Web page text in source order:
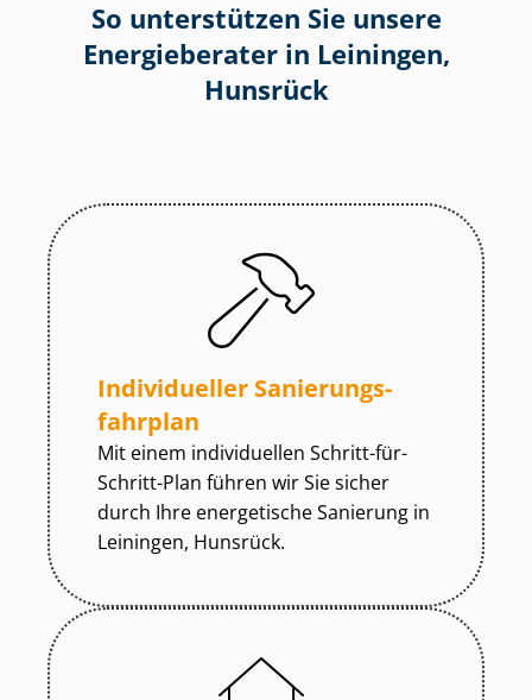
So unterstützen Sie unsere
Energieberater in Leiningen,
Hunsrück
Individueller Sa­nie­rungs­
fahr­plan
Mit einem individuellen Schritt-für-
Schritt-Plan führen wir Sie sicher
durch Ihre energetische Sanierung in
Leiningen, Hunsrück.